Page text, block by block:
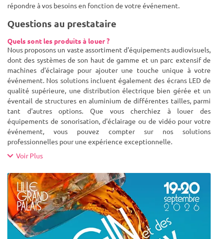
répondre à vos besoins en fonction de votre événement.
Questions au prestataire
Quels sont les produits à louer ?
Nous proposons un vaste assortiment d'équipements audiovisuels,
dont des systèmes de son haut de gamme et un parc extensif de
machines d'éclairage pour ajouter une touche unique à votre
événement. Nos solutions incluent également des écrans LED de
qualité supérieure, une distribution électrique bien gérée et un
éventail de structures en aluminium de différentes tailles, parmi
tant d'autres options. Que vous cherchiez à louer des
équipements de sonorisation, d'éclairage ou de vidéo pour votre
événement, vous pouvez compter sur nos solutions
professionnelles pour une expérience exceptionnelle.
Voir Plus